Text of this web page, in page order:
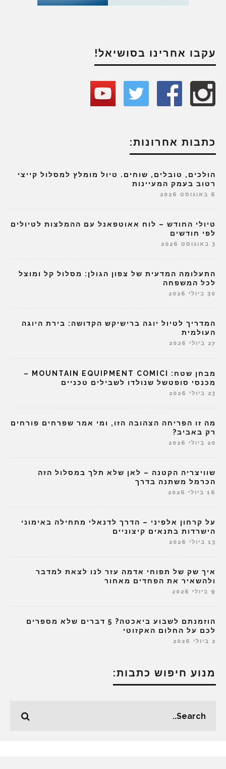
עקבו אחרינו בסושיאל!
כתבות אחרונות:
הולכים, טובלים, שוחים. טיול מומלץ למסלול קייצי
רטוב בעמק המעיינות
6 באוגוסט 2026
טיולי החודש – לוח אאוטפאנל עם ההמלצות לטיולים
לפי חודשים
3 באוגוסט 2026
התעלומה המדעית של צפון הגולן: מסלול קל ומוצל
לכל המשפחה
30 ביולי 2026
המדריך לטיול יוגה ברישיקש הקדושה: בירת היוגה
העולמית
27 ביולי 2026
מבחן שטח: MOUNTAIN EQUIPMENT COMICI –
מכנסי סופטשל שנולדו לשבילים טכניים
23 ביולי 2026
מה זו הפריחה הצהובה הזו, ומי אמר שפרחים פורחים
רק באביב?
20 ביולי 2026
שוויצריה הקטנה – לאן שלא תלך במסלול הזה
הכרמל משתנה בדרך
16 ביולי 2026
על קרחון אלפיני – הדרך לדנאלי מתחילה באימוני
הישרדות בתנאים קיצוניים
13 ביולי 2026
איך שק של תפוחי אדמה עזר לנו לצאת למדבר
ולהשאיר את הפחדים מאחור
9 ביולי 2026
הוזמנתם לשבוע ביאכטה? 5 דברים שלא מספרים
לכם על החלום האקזוטי
2 ביולי 2026
מנוע חיפוש כתבות: